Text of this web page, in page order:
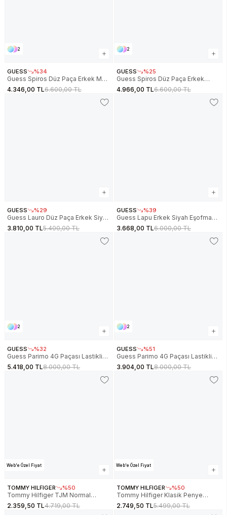
2
GUESS %34
Guess Spiros Düz Paça Erkek Mavi
Eşofman Altı Z6GB14K3211-G7R1
4.346,00 TL6.600,00 TL
2
GUESS %25
Guess Spiros Düz Paça Erkek
Beyaz Eşofman Altı Z6GB14K3211-
G018
4.966,00 TL6.600,00 TL
GUESS %29
Guess Lauro Düz Paça Erkek Siyah
Eşofman Altı Z6RB15K1971-JBLK
3.810,00 TL5.400,00 TL
GUESS %39
Guess Lapu Erkek Siyah Eşofman
Altı Z6RB05WK172-JBLK
3.668,00 TL6.000,00 TL
2
GUESS %32
Guess Parimo 4G Paçası Lastikli
Erkek Çok Renkli Eşofman Altı
Z5BB19K2042-FNJY
5.418,00 TL8.000,00 TL
2
GUESS %51
Guess Parimo 4G Paçası Lastikli
Erkek Çok Renkli Eşofman Altı
Z5BB19K2042-FJ9O
3.904,00 TL8.000,00 TL
Web'e Özel Fiyat
TOMMY HILFIGER %50
Tommy Hilfiger TJM Normal
Kesim Armalı Erkek Mavi Eşofman
Altı DM0DM22358C1G
2.359,50 TL4.719,00 TL
Web'e Özel Fiyat
TOMMY HILFIGER %50
Tommy Hilfiger Klasik Penye
Erkek Eşofman Altı
MW0MW37236BDS
2.749,50 TL5.499,00 TL